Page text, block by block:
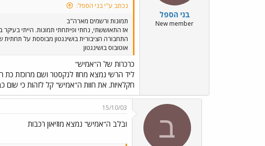
בני הספל
New member
נכתב ע"י בני הספל:
תמונות ורשמים מארה"ב
אז התאוששתי, נחתי ופיתחתי תמונות. הייתי בעיקר
התחבורה הציבורית בושינגטון מבוססת על
אוטובוס בושינגטון
כרכרות של ה"אמיש"
חקלאיות. את חוות ה"אמיש" קל לזהות כי שום
ב
15/10/03
ובלב ה"אמיש" נמצא מוזיאון רכבות